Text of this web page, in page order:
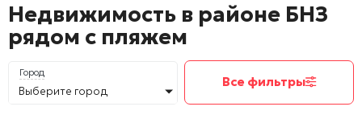
Недвижимость в районе БНЗ
рядом с пляжем
Город
Выберите город
Все фильтры